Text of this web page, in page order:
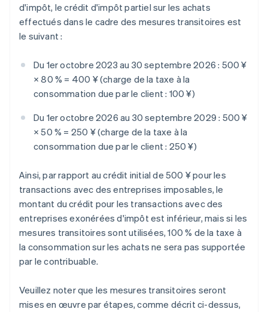
d'impôt, le crédit d'impôt partiel sur les achats
effectués dans le cadre des mesures transitoires est
le suivant :
Du 1er octobre 2023 au 30 septembre 2026 : 500 ¥
× 80 % = 400 ¥ (charge de la taxe à la
consommation due par le client : 100 ¥)
Du 1er octobre 2026 au 30 septembre 2029 : 500 ¥
× 50 % = 250 ¥ (charge de la taxe à la
consommation due par le client : 250 ¥)
Ainsi, par rapport au crédit initial de 500 ¥ pour les
transactions avec des entreprises imposables, le
montant du crédit pour les transactions avec des
entreprises exonérées d'impôt est inférieur, mais si les
mesures transitoires sont utilisées, 100 % de la taxe à
la consommation sur les achats ne sera pas supportée
par le contribuable.
Veuillez noter que les mesures transitoires seront
mises en œuvre par étapes, comme décrit ci-dessus,